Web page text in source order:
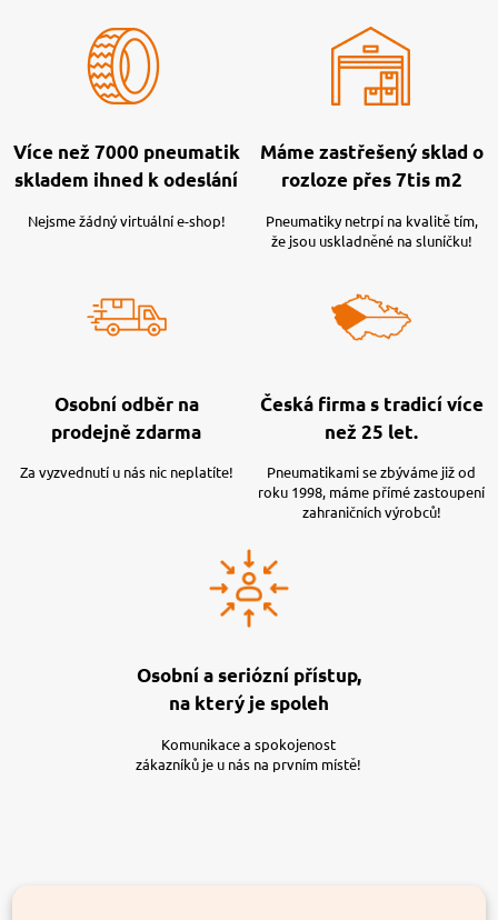
Více než 7000 pneumatik
skladem ihned k odeslání
Nejsme žádný virtuální e-shop!
Máme zastřešený sklad o
rozloze přes 7tis m2
Pneumatiky netrpí na kvalitě tím,
že jsou uskladněné na sluníčku!
Osobní odběr na
prodejně zdarma
Za vyzvednutí u nás nic neplatíte!
Česká firma s tradicí více
než 25 let.
Pneumatikami se zbýváme již od
roku 1998, máme přímé zastoupení
zahraničních výrobců!
Osobní a seriózní přístup,
na který je spoleh
Komunikace a spokojenost
zákazníků je u nás na prvním místě!